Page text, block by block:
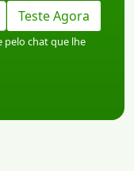
Teste Agora
pelo chat que lhe